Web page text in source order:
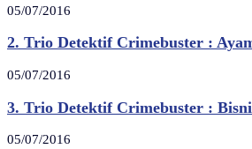
05/07/2016
2. Trio Detektif Crimebuster :
05/07/2016
3. Trio Detektif Crimebuster :
05/07/2016